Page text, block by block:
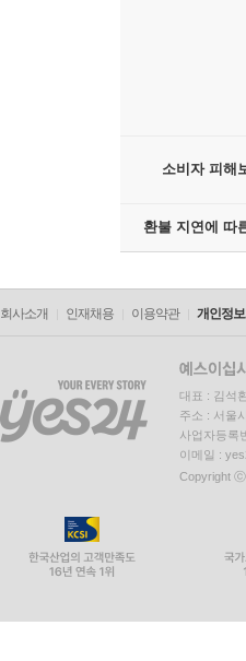
소비자 피해
환불 지연에 따
회사소개 인재채용 이용약관 개인정
대표 : 김석
주소 : 서울
사업자등록
이메일 :
Copyright ⓒ